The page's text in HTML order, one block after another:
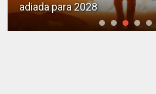
calvo no trailer caótico de